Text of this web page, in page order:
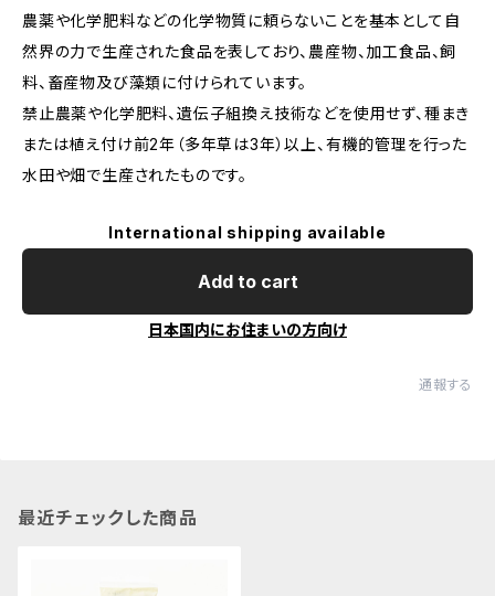
農薬や化学肥料などの化学物質に頼らないことを基本として自
然界の力で生産された食品を表しており、農産物、加工食品、飼
料、畜産物及び藻類に付けられています。
禁止農薬や化学肥料、遺伝子組換え技術などを使用せず、種まき
または植え付け前2年（多年草は3年）以上、有機的管理を行った
水田や畑で生産されたものです。
International shipping available
Add to cart
日本国内にお住まいの方向け
通報する
最近チェックした商品